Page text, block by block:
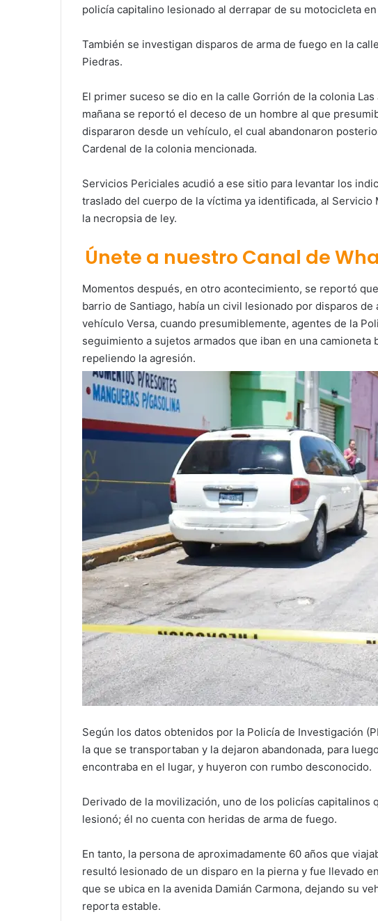
policía capitalino lesionado al derrapar de su motocicleta
También se investigan disparos de arma de fuego en la
Piedras.
El primer suceso se dio en la calle Gorrión de la colonia
mañana se reportó el deceso de un hombre al que
dispararon desde un vehículo, el cual abandonaron
Cardenal de la colonia mencionada.
Servicios Periciales acudió a ese sitio para levantar los
traslado del cuerpo de la víctima ya identificada, al
la necropsia de ley.
Únete a nuestro Canal de
Momentos después, en otro acontecimiento, se reportó
barrio de Santiago, había un civil lesionado por disparos
vehículo Versa, cuando presumiblemente, agentes de la
seguimiento a sujetos armados que iban en una camioneta
repeliendo la agresión.
Según los datos obtenidos por la Policía de Investigación
la que se transportaban y la dejaron abandonada, para
encontraba en el lugar, y huyeron con rumbo desconocido.
Derivado de la movilización, uno de los policías capitalinos
lesionó; él no cuenta con heridas de arma de fuego.
En tanto, la persona de aproximadamente 60 años que
resultó lesionado de un disparo en la pierna y fue llevado
que se ubica en la avenida Damián Carmona, dejando su
reporta estable.